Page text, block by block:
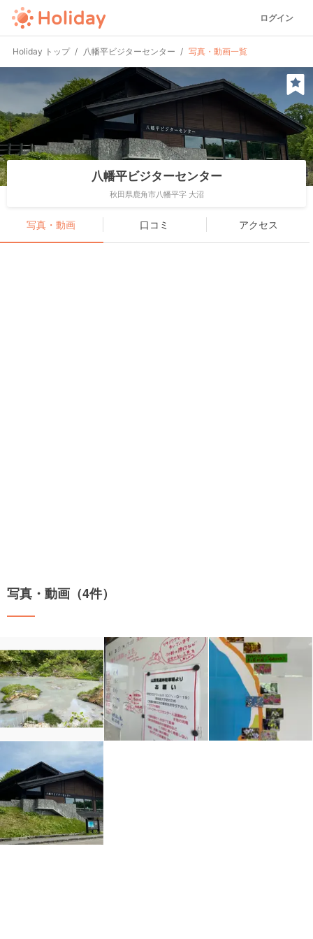
ログイン
Holiday トップ 八幡平ビジターセンター 写真・動画一覧
八幡平ビジターセンター
秋田県鹿角市八幡平字 大沼
写真・動画 口コミ アクセス
写真・動画（4件）